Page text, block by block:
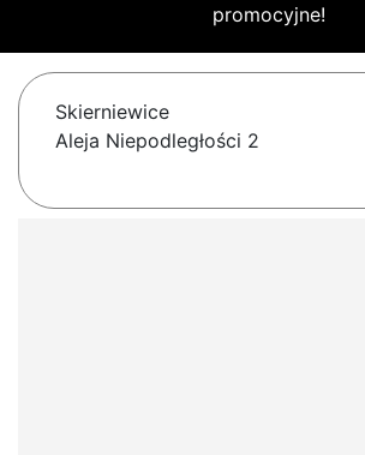
promocyjne!
Skierniewice
Aleja Niepodległości 2